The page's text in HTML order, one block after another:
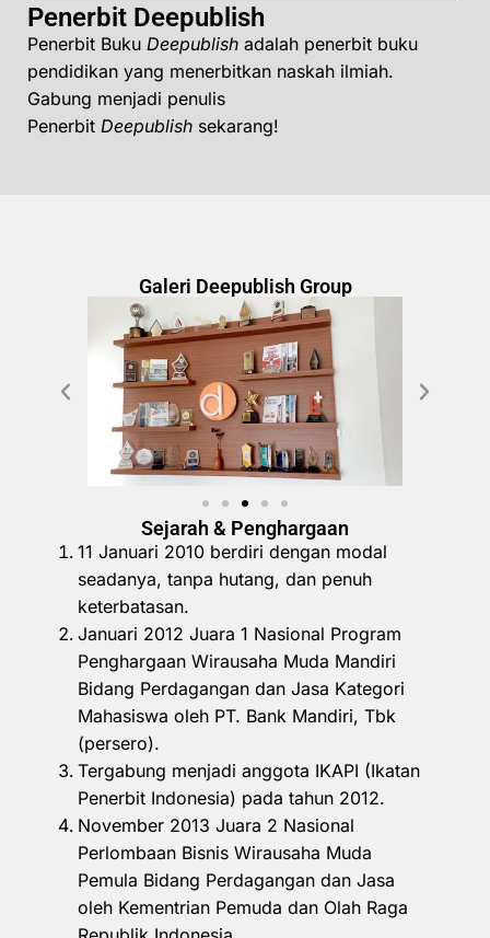
Penerbit Deepublish
Penerbit Buku Deepublish adalah penerbit buku
pendidikan yang menerbitkan naskah ilmiah.
Gabung menjadi penulis
Penerbit Deepublish sekarang!
Galeri Deepublish Group
Sejarah & Penghargaan
11 Januari 2010 berdiri dengan modal
seadanya, tanpa hutang, dan penuh
keterbatasan.
Januari 2012 Juara 1 Nasional Program
Penghargaan Wirausaha Muda Mandiri
Bidang Perdagangan dan Jasa Kategori
Mahasiswa oleh PT. Bank Mandiri, Tbk
(persero).
Tergabung menjadi anggota IKAPI (Ikatan
Penerbit Indonesia) pada tahun 2012.
November 2013 Juara 2 Nasional
Perlombaan Bisnis Wirausaha Muda
Pemula Bidang Perdagangan dan Jasa
oleh Kementrian Pemuda dan Olah Raga